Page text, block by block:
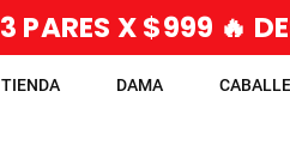
3 PARES X $999 🔥
TIENDA DAMA